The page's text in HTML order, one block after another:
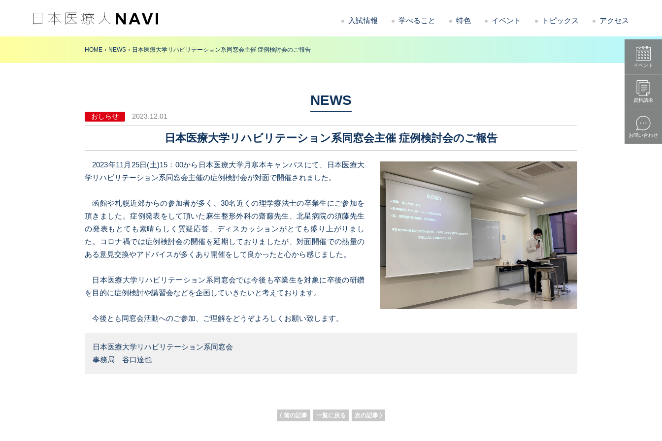
入試情報 学べること 特色 イベント トピックス アクセス
イベント
資料請求
お問い合わせ
HOME NEWS 日本医療大学リハビリテーション系同窓会主催 症例検討会のご報告
NEWS
おしらせ 2023.12.01
日本医療大学リハビリテーション系同窓会主催 症例検討会のご報告
2023年11月25日(土)15：00から日本医療大学月寒本キャンパスにて、日本医療大
学リハビリテーション系同窓会主催の症例検討会が対面で開催されました。
函館や札幌近郊からの参加者が多く、30名近くの理学療法士の卒業生にご参加を
頂きました。症例発表をして頂いた麻生整形外科の齋藤先生、北星病院の須藤先生
の発表もとても素晴らしく質疑応答、ディスカッションがとても盛り上がりまし
た。コロナ禍では症例検討会の開催を延期しておりましたが、対面開催での熱量の
ある意見交換やアドバイスが多くあり開催をして良かったと心から感じました。
日本医療大学リハビリテーション系同窓会では今後も卒業生を対象に卒後の研鑽
を目的に症例検討や講習会などを企画していきたいと考えております。
今後とも同窓会活動へのご参加、ご理解をどうぞよろしくお願い致します。
日本医療大学リハビリテーション系同窓会
事務局 谷口達也
⟨ 前の記事 一覧に戻る 次の記事 ⟩